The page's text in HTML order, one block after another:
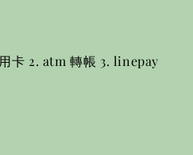
卡 2. atm 轉帳 3. linepay